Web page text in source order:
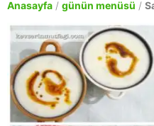
Anasayfa / günün menüsü /